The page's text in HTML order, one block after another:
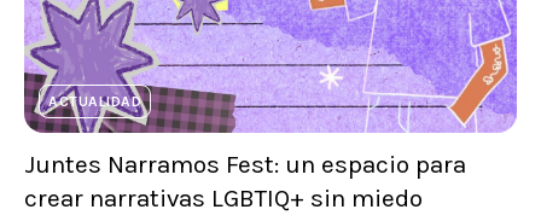
ACTUALIDAD
Juntes Narramos Fest: un espacio para
crear narrativas LGBTIQ+ sin miedo